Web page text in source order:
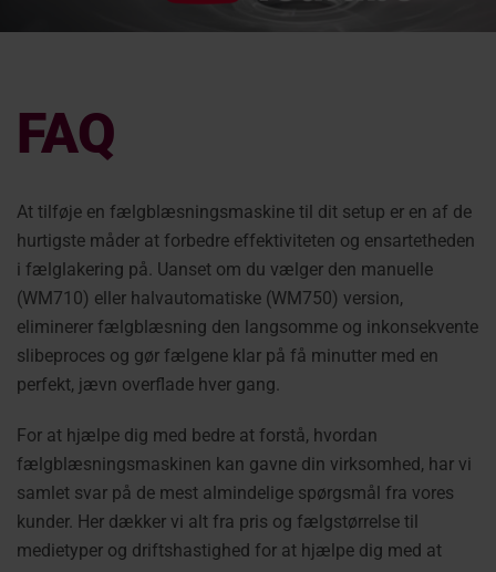
FAQ
At tilføje en fælgblæsningsmaskine til dit setup er en af de
hurtigste måder at forbedre effektiviteten og ensartetheden
i fælglakering på. Uanset om du vælger den manuelle
(WM710) eller halvautomatiske (WM750) version,
eliminerer fælgblæsning den langsomme og inkonsekvente
slibeproces og gør fælgene klar på få minutter med en
perfekt, jævn overflade hver gang.
For at hjælpe dig med bedre at forstå, hvordan
fælgblæsningsmaskinen kan gavne din virksomhed, har vi
samlet svar på de mest almindelige spørgsmål fra vores
kunder. Her dækker vi alt fra pris og fælgstørrelse til
medietyper og driftshastighed for at hjælpe dig med at